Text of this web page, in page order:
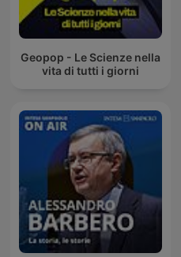
Geopop - Le Scienze nella
vita di tutti i giorni